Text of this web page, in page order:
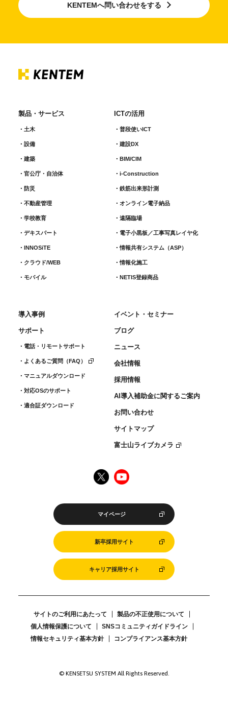
KENTEMへ問い合わせをする
製品・サービス
土木
設備
建築
官公庁・自治体
防災
不動産管理
学校教育
デキスパート
INNOSiTE
クラウド/WEB
モバイル
ICTの活用
普段使いICT
建設DX
BIM/CIM
i-Construction
鉄筋出来形計測​
オンライン電子納品
遠隔臨場
電子小黒板／工事写真レイヤ化
情報共有システム（ASP）
情報化施工
NETIS登録商品
導入事例
サポート
電話・リモートサポート
よくあるご質問（FAQ）
マニュアルダウンロード
対応OSのサポート
適合証ダウンロード
イベント・セミナー
ブログ
ニュース
会社情報
採用情報
AI導入補助金に関するご案内
お問い合わせ
サイトマップ
富士山ライブカメラ
マイページ
新卒採用サイト
キャリア採用サイト
サイトのご利用にあたって
製品の不正使用について
個人情報保護について
SNSコミュニティガイドライン
情報セキュリティ基本方針
コンプライアンス基本方針
© KENSETSU SYSTEM All Rights Reserved.